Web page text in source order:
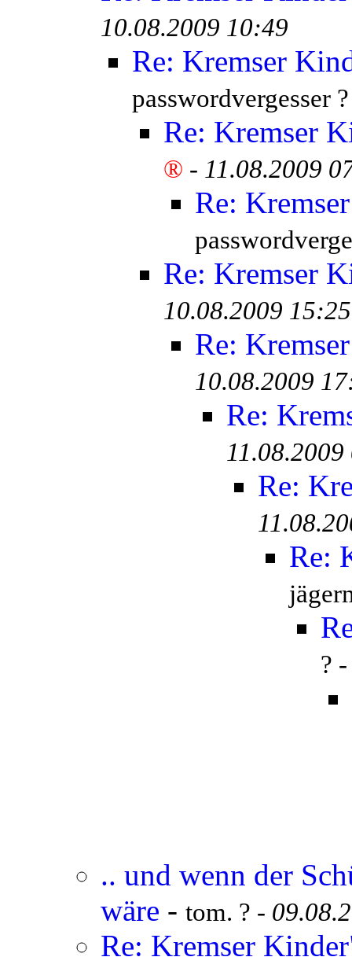
10.08.2009 10:49
Re: Kremser
passwordvergesser
Re: Kremser
® - 11.08.2009
Re:
Re: Kremser
10.08.2009 15:25
Re:
10.08.2009
Re:
Re:
Re:
?
.. und wenn der
wäre - tom. ? -
Re: Kremser